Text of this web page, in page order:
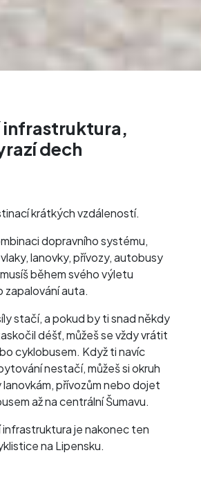
infrastruktura,
dech
krátkých vzdáleností.
dopravního systému,
lanovky, přívozy, autobusy
během svého výletu
auta.
stačí, a pokud by ti snad někdy
déšť, můžeš se vždy vrátit
cyklobusem. Když ti navíc
nestačí, můžeš si okruh
lanovkám, přívozům nebo dojet
až na centrální Šumavu.
infrastruktura je nakonec ten
na Lipensku.